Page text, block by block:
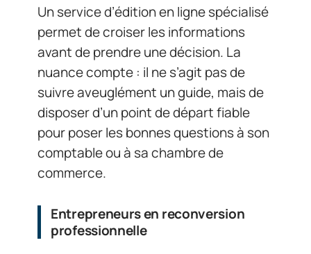
Un service d’édition en ligne spécialisé
permet de croiser les informations
avant de prendre une décision. La
nuance compte : il ne s’agit pas de
suivre aveuglément un guide, mais de
disposer d’un point de départ fiable
pour poser les bonnes questions à son
comptable ou à sa chambre de
commerce.
Entrepreneurs en reconversion
professionnelle